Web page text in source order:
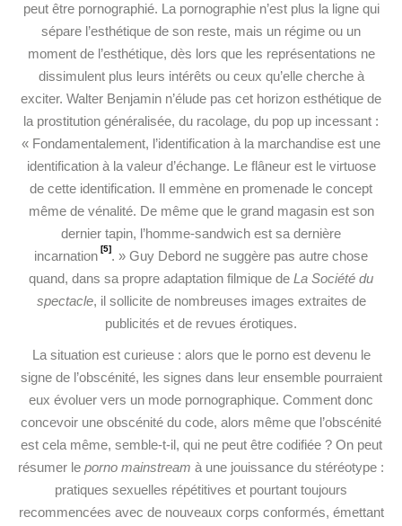
peut être pornographié. La pornographie n’est plus la ligne qui
sépare l’esthétique de son reste, mais un régime ou un
moment de l’esthétique, dès lors que les représentations ne
dissimulent plus leurs intérêts ou ceux qu’elle cherche à
exciter. Walter Benjamin n’élude pas cet horizon esthétique de
la prostitution généralisée, du racolage, du pop up incessant :
« Fondamentalement, l’identification à la marchandise est une
identification à la valeur d’échange. Le flâneur est le virtuose
de cette identification. Il emmène en promenade le concept
même de vénalité. De même que le grand magasin est son
dernier tapin, l’homme-sandwich est sa dernière
incarnation [5]. » Guy Debord ne suggère pas autre chose
quand, dans sa propre adaptation filmique de La Société du
spectacle, il sollicite de nombreuses images extraites de
publicités et de revues érotiques.
La situation est curieuse : alors que le porno est devenu le
signe de l’obscénité, les signes dans leur ensemble pourraient
eux évoluer vers un mode pornographique. Comment donc
concevoir une obscénité du code, alors même que l’obscénité
est cela même, semble-t-il, qui ne peut être codifiée ? On peut
résumer le porno mainstream à une jouissance du stéréotype :
pratiques sexuelles répétitives et pourtant toujours
recommencées avec de nouveaux corps conformés, émettant